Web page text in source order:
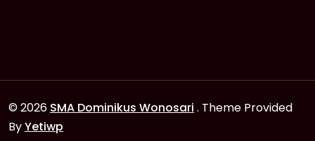
© 2026 SMA Dominikus Wonosari . Theme Provided
ByYetiwp